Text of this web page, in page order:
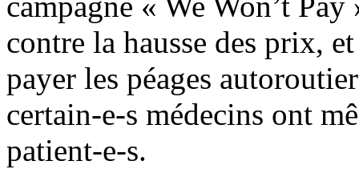
contre la hausse des prix,
payer les péages
certain-e-s médecins ont
patient-e-s.